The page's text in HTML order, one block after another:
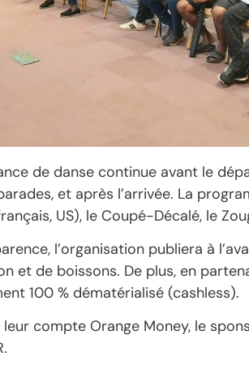
de danse continue avant le
et après l’arrivée. La
US), le Coupé-Décalé, le
l’organisation publiera à
et de boissons. De plus, en
100 % dématérialisé (cashless).
compte Orange Money, le